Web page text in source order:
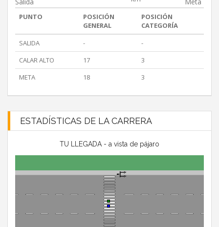
Salida Meta
PUNTO
POSICIÓN
GENERAL
POSICIÓN
CATEGORÍA
SALIDA
-
-
CALAR ALTO
17
3
META
18 3
ESTADÍSTICAS DE LA CARRERA
TU LLEGADA - a vista de pájaro